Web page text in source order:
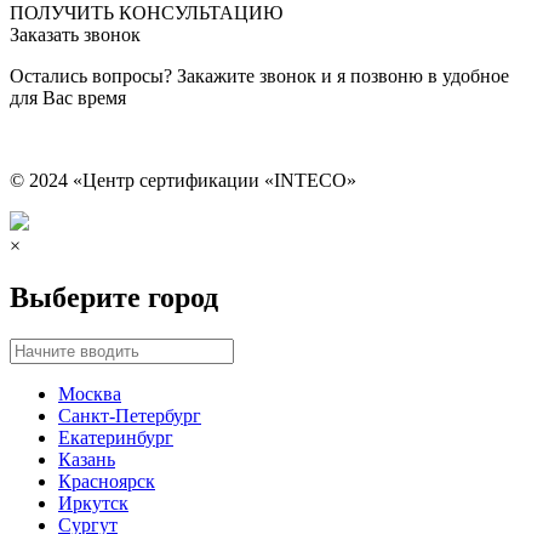
ПОЛУЧИТЬ КОНСУЛЬТАЦИЮ
Заказать звонок
Остались вопросы? Закажите звонок и я позвоню в удобное
для Вас время
© 2024 «Центр сертификации «INTECO»
×
Выберите город
Москва
Санкт-Петербург
Екатеринбург
Казань
Красноярск
Иркутск
Сургут